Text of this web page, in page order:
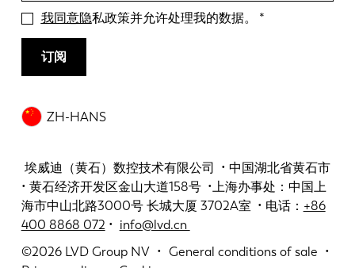
ZH-HANS
埃威迪（黄石）数控技术有限公司 • 中国湖北省黄石市
• 黄石经济开发区金山大道158号 •上海办事处：中国上
海市中山北路3000号 长城大厦 3702A室 • 电话： +86
400 8868 072 • info@lvd.cn
©2026 LVD Group NV
General conditions of sale
我同意隐私政策并允许处理我的数据。
订阅